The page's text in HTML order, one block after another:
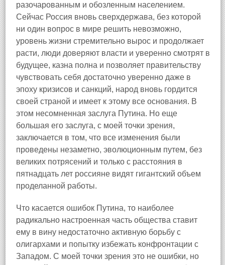
разочарованным и обозленным населением.
Сейчас Россия вновь сверхдержава, без которой
ни один вопрос в мире решить невозможно,
уровень жизни стремительно вырос и продолжает
расти, люди доверяют власти и уверенно смотрят в
будущее, казна полна и позволяет правительству
чувствовать себя достаточно уверенно даже в
эпоху кризисов и санкций, народ вновь гордится
своей страной и имеет к этому все основания. В
этом несомненная заслуга Путина. Но еще
большая его заслуга, с моей точки зрения,
заключается в том, что все изменения были
проведены незаметно, эволюционным путем, без
великих потрясений и только с расстояния в
пятнадцать лет россияне видят гигантский объем
проделанной работы.
Что касается ошибок Путина, то наиболее
радикально настроенная часть общества ставит
ему в вину недостаточно активную борьбу с
олигархами и попытку избежать конфронтации с
Западом. С моей точки зрения это не ошибки, но